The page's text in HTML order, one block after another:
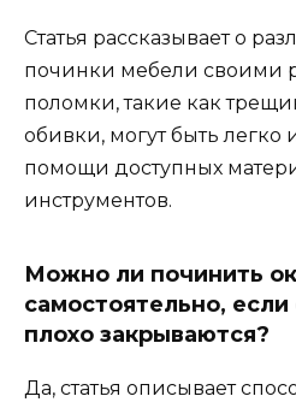
Статья рассказывает о
починки мебели своими
поломки, такие как
обивки, могут быть
помощи доступных
инструментов.
Можно ли починить
самостоятельно,
плохо закрываются?
Да, статья описывает